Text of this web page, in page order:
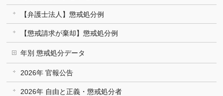
【弁護士法人】懲戒処分例
【懲戒請求が棄却】懲戒処分例
年別 懲戒処分データ
2026年 官報公告
2026年 自由と正義・懲戒処分者